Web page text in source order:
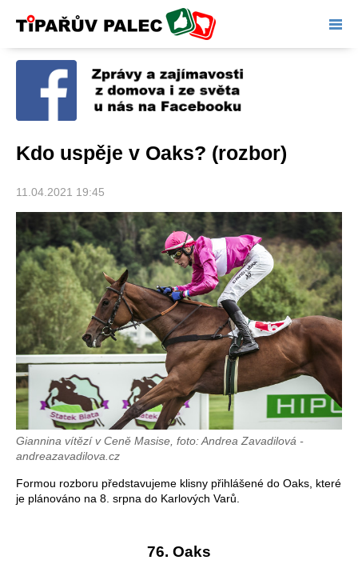
Tipařův palec
Kdo uspěje v Oaks? (rozbor)
11.04.2021 19:45
Giannina vítězí v Ceně Masise, foto: Andrea Zavadilová -
andreazavadilova.cz
Formou rozboru představujeme klisny přihlášené do Oaks, které
je plánováno na 8. srpna do Karlových Varů.
76. Oaks